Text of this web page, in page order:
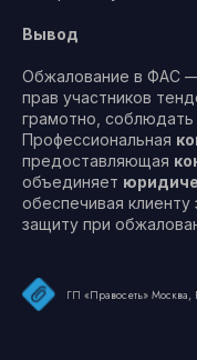
Вывод
Обжалование в ФАС
прав участников
грамотно,
Профессиональная
предоставляющая
объединяет
обеспечивая
защиту при
ГП «Правосеть» Москва,